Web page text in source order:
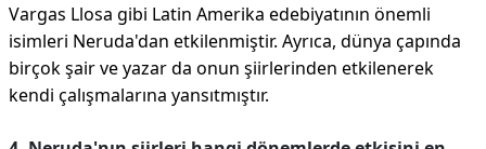
Vargas Llosa gibi Latin Amerika edebiyatının önemli
isimleri Neruda'dan etkilenmiştir. Ayrıca, dünya çapında
birçok şair ve yazar da onun şiirlerinden etkilenerek
kendi çalışmalarına yansıtmıştır.